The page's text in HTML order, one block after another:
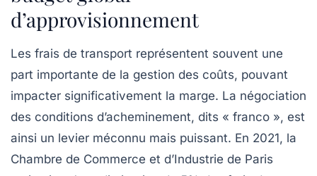
d’approvisionnement
Les frais de transport représentent souvent une
part importante de la gestion des coûts, pouvant
impacter significativement la marge. La négociation
des conditions d’acheminement, dits « franco », est
ainsi un levier méconnu mais puissant. En 2021, la
Chambre de Commerce et d’Industrie de Paris